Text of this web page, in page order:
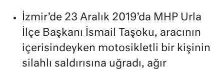
İzmir’de 23 Aralık 2019’da MHP Urla
İlçe Başkanı İsmail Taşoku, aracının
içerisindeyken motosikletli bir kişinin
silahlı saldırısına uğradı, ağır